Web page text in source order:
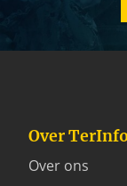
Over
Over ons